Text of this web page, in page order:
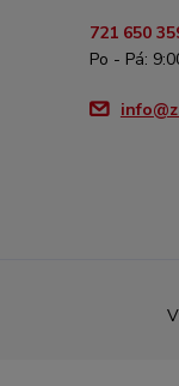
721 650
Po - Pá: